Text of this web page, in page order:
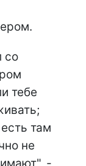
со
тебе
там
не
-